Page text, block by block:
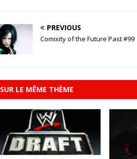
PREVIOUS
Comixity of the Future Past #99
SUR LE MÊME THÈME